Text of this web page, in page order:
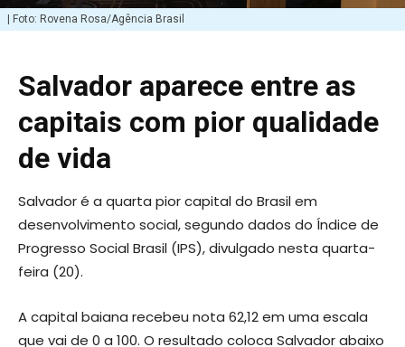
| Foto: Rovena Rosa/Agência Brasil
Salvador aparece entre as
capitais com pior qualidade
de vida
Salvador é a quarta pior capital do Brasil em
desenvolvimento social, segundo dados do Índice de
Progresso Social Brasil (IPS), divulgado nesta quarta-
feira (20).
A capital baiana recebeu nota 62,12 em uma escala
que vai de 0 a 100. O resultado coloca Salvador abaixo